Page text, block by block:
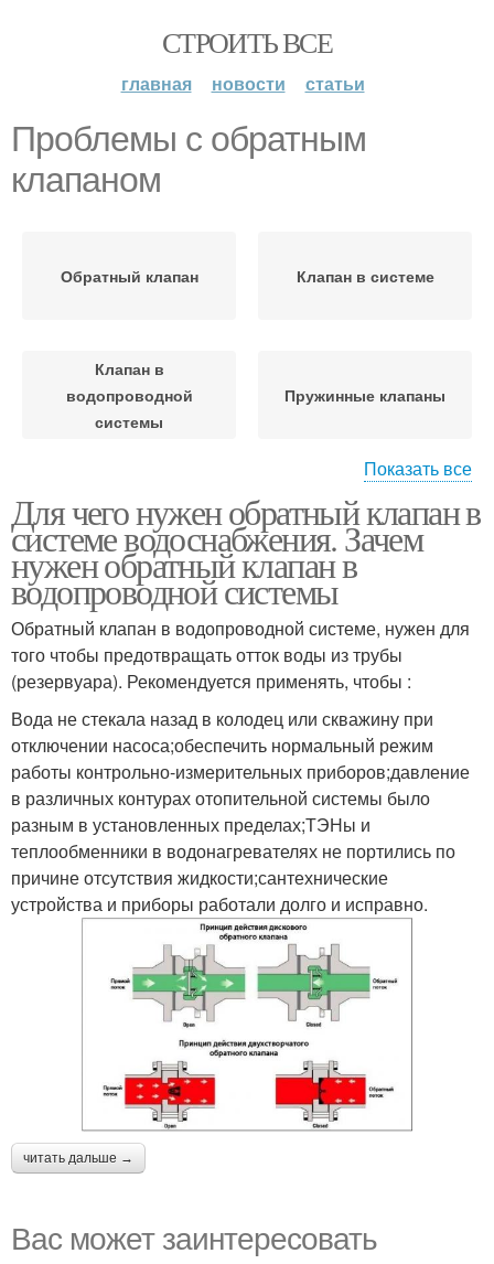
СТРОИТЬ ВСЕ
главная новости статьи
Проблемы с обратным
клапаном
Обратный клапан Клапан в системе
Клапан в
водопроводной
системы
Пружинные клапаны
Клапан в скважине Обратные клапаны
Клапаны для насосов Клапан для воды
Клапан на схеме Клапан на воду
Показать все
Для чего нужен обратный клапан в
системе водоснабжения. Зачем
нужен обратный клапан в
водопроводной системы
Обратный клапан в водопроводной системе, нужен для
того чтобы предотвращать отток воды из трубы
(резервуара). Рекомендуется применять, чтобы :
Вода не стекала назад в колодец или скважину при
отключении насоса;обеспечить нормальный режим
работы контрольно-измерительных приборов;давление
в различных контурах отопительной системы было
разным в установленных пределах;ТЭНы и
теплообменники в водонагревателях не портились по
причине отсутствия жидкости;сантехнические
устройства и приборы работали долго и исправно.
читать дальше →
Вас может заинтересовать